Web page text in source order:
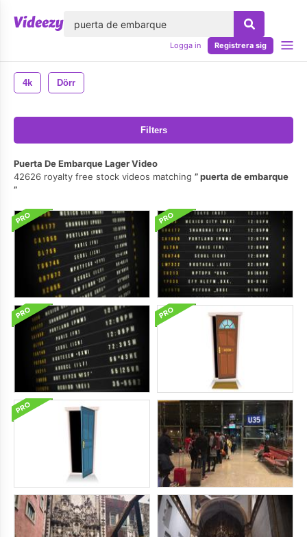
Logga in Registrera sig
4k Dörr
Filters
Puerta De Embarque Lager Video
42626 royalty free stock videos matching
puerta de embarque